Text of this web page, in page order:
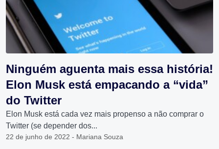
Ninguém aguenta mais essa história!
Elon Musk está empacando a “vida”
do Twitter
Elon Musk está cada vez mais propenso a não comprar o
Twitter (se depender dos...
22 de junho de 2022 - Mariana Souza